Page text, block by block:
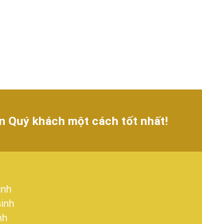
Quý khách một cách tốt nhất!